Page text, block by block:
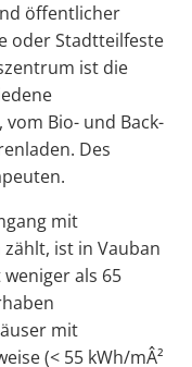
öffentlicher
oder Stadtteilfeste
ist die
Bio- und Back-
Des
mit
ist in Vauban
als 65
mit
(< 55 kWh/mÂ²